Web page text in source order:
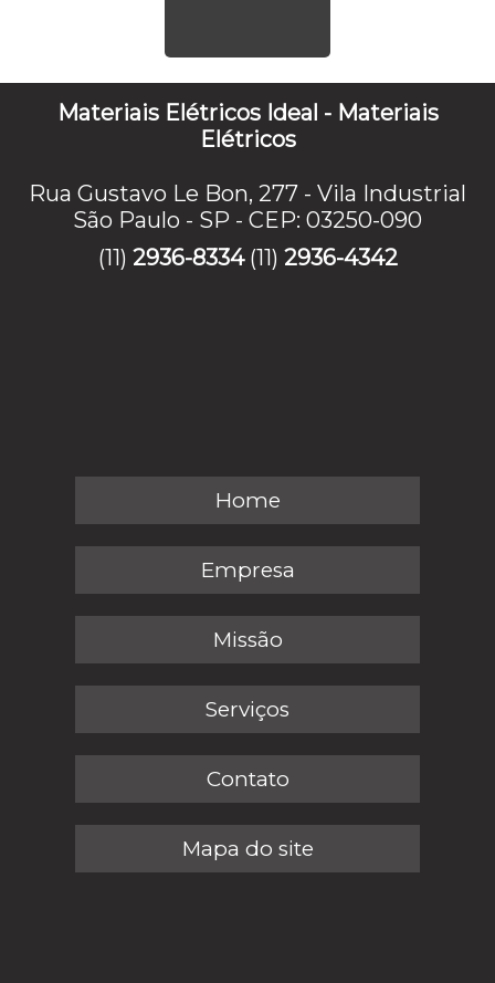
Materiais Elétricos Ideal - Materiais
Elétricos
Rua Gustavo Le Bon, 277 - Vila Industrial
São Paulo - SP - CEP: 03250-090
(11) 2936-8334 (11) 2936-4342
Home
Empresa
Missão
Serviços
Contato
Mapa do site